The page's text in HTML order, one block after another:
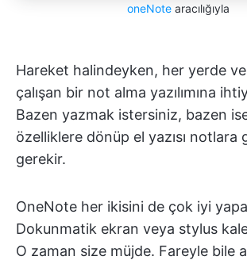
oneNotearacılığıyla
Hareket halindeyken, her yerde
çalışan bir not alma yazılımına
Bazen yazmak istersiniz, bazen
özelliklere dönüp el yazısı notlara
gerekir.
OneNote her ikisini de çok iyi
Dokunmatik ekran veya stylus
O zaman size müjde. Fareyle bile